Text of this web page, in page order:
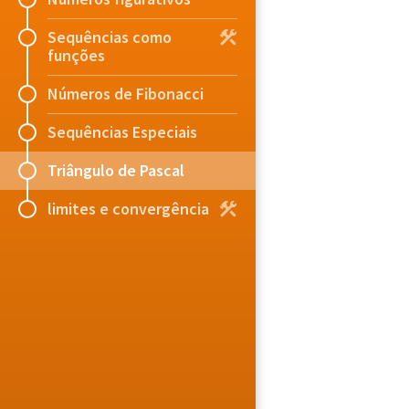
Sequências como
funções
Números de Fibonacci
Sequências Especiais
Triângulo de Pascal
limites e convergência